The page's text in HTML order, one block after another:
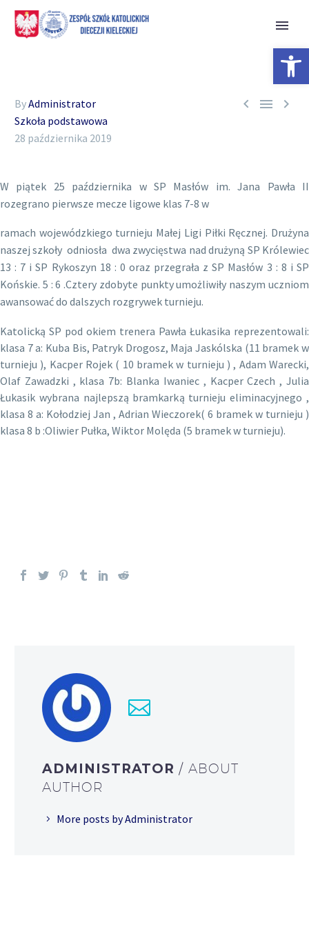
  
ByAdministrator
Szkoła podstawowa
28 października 2019
W piątek 25 października w SP Masłów im. Jana Pawła II
rozegrano pierwsze mecze ligowe klas 7-8 w
ramach wojewódzkiego turnieju Małej Ligi Piłki Ręcznej. Drużyna
naszej szkoły odniosła dwa zwycięstwa nad drużyną SP Królewiec
13 : 7 i SP Rykoszyn 18 : 0 oraz przegrała z SP Masłów 3 : 8 i SP
Końskie. 5 : 6 .Cztery zdobyte punkty umożliwiły naszym uczniom
awansować do dalszych rozgrywek turnieju.
Katolicką SP pod okiem trenera Pawła Łukasika reprezentowali:
klasa 7 a: Kuba Bis, Patryk Drogosz, Maja Jaskólska (11 bramek w
turnieju ), Kacper Rojek ( 10 bramek w turnieju ) , Adam Warecki,
Olaf Zawadzki , klasa 7b: Blanka Iwaniec , Kacper Czech , Julia
Łukasik wybrana najlepszą bramkarką turnieju eliminacyjnego ,
klasa 8 a: Kołodziej Jan , Adrian Wieczorek( 6 bramek w turnieju )
klasa 8 b :Oliwier Pułka, Wiktor Molęda (5 bramek w turnieju).
ADMINISTRATOR/ ABOUT
AUTHOR
More posts by Administrator